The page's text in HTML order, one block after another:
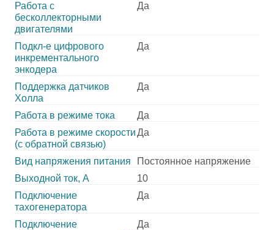
Работа с
бесколлекторными
двигателями
Да
Подкл-е цифрового
инкрементального
энкодера
Да
Поддержка датчиков
Холла
Да
Работа в режиме тока
Да
Работа в режиме скорости
(с обратной связью)
Да
Вид напряжения питания
Постоянное напряжение
Выходной ток, А
10
Подключение
тахогенератора
Да
Подключение
Да